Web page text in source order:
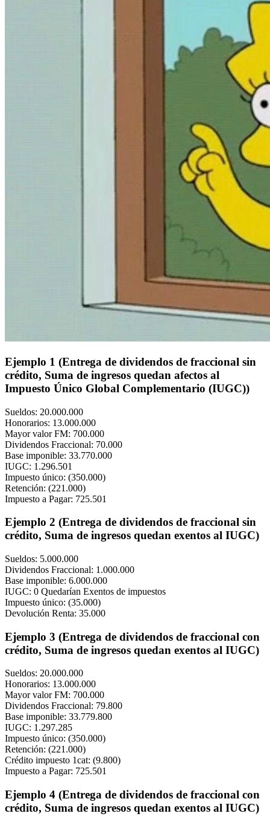
Ejemplo 1 (Entrega de dividendos de fraccional sin
crédito, Suma de ingresos quedan afectos al
Impuesto Único Global Complementario (IUGC))
Sueldos: 20.000.000
Honorarios: 13.000.000
Mayor valor FM: 700.000
Dividendos Fraccional: 70.000
Base imponible: 33.770.000
IUGC: 1.296.501
Impuesto único: (350.000)
Retención: (221.000)
Impuesto a Pagar: 725.501
Ejemplo 2 (Entrega de dividendos de fraccional sin
crédito, Suma de ingresos quedan exentos al IUGC)
Sueldos: 5.000.000
Dividendos Fraccional: 1.000.000
Base imponible: 6.000.000
IUGC: 0 Quedarían Exentos de impuestos
Impuesto único: (35.000)
Devolución Renta: 35.000
Ejemplo 3 (Entrega de dividendos de fraccional con
crédito, Suma de ingresos quedan exentos al IUGC)
Sueldos: 20.000.000
Honorarios: 13.000.000
Mayor valor FM: 700.000
Dividendos Fraccional: 79.800
Base imponible: 33.779.800
IUGC: 1.297.285
Impuesto único: (350.000)
Retención: (221.000)
Crédito impuesto 1cat: (9.800)
Impuesto a Pagar: 725.501
Ejemplo 4 (Entrega de dividendos de fraccional con
crédito, Suma de ingresos quedan exentos al IUGC)